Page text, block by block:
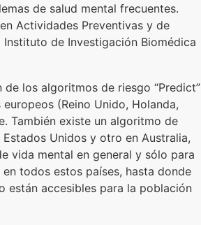
de salud mental frecuentes.
Actividades Preventivas y de
Instituto de Investigación Biomédica
de los algoritmos de riesgo “Predict”
(Reino Unido, Holanda,
También existe un algoritmo de
Unidos y otro en Australia,
vida mental en general y sólo para
todos estos países, hasta donde
están accesibles para la población